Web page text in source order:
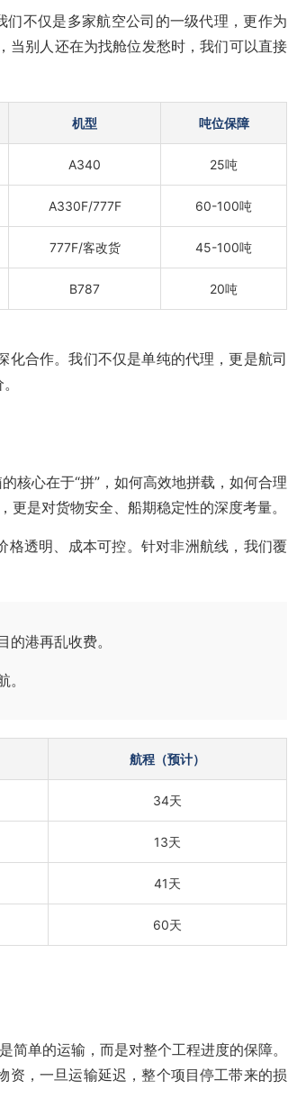
们不仅是多家航空公司的一级代理，更作为
当别人还在为找舱位发愁时，我们可以直接
机型 吨位保障
A340 25吨
A330F/777F 60-100吨
777F/客改货 45-100吨
B787 20吨
合作。我们不仅是单纯的代理，更是航司
核心在于“拼”，如何高效地拼载，如何合理
更是对货物安全、船期稳定性的深度考量。
格透明、成本可控。针对非洲航线，我们覆
港再乱收费。
航程（预计）
34天
13天
41天
60天
简单的运输，而是对整个工程进度的保障。
资，一旦运输延迟，整个项目停工带来的损